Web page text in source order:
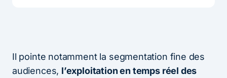
Il pointe notamment la segmentation fine des
audiences, l’exploitation en temps réel des